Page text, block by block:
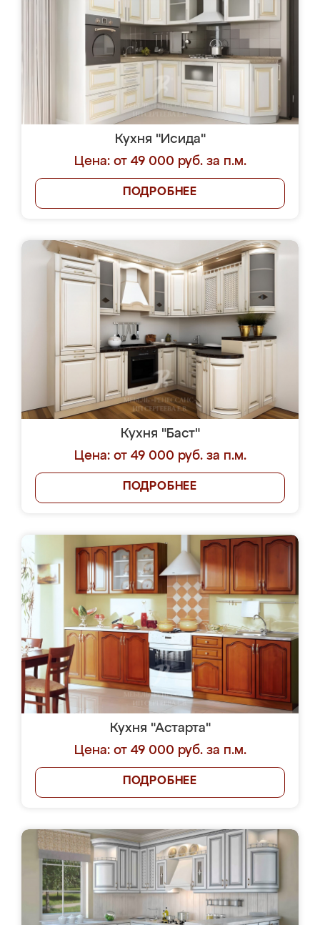
Кухня "Исида"
Цена: от 49 000 руб. за п.м.
ПОДРОБНЕЕ
Кухня "Баст"
Цена: от 49 000 руб. за п.м.
ПОДРОБНЕЕ
Кухня "Астарта"
Цена: от 49 000 руб. за п.м.
ПОДРОБНЕЕ